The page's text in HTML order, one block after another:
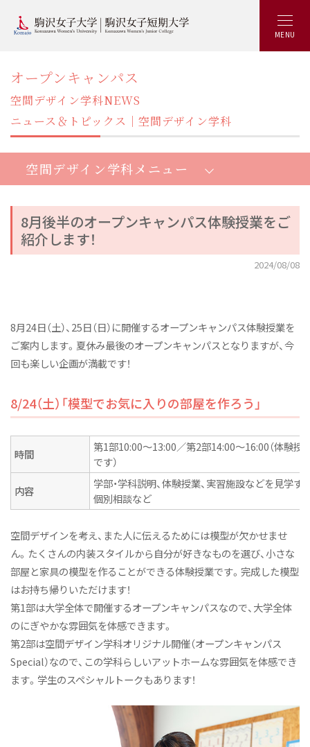
MENU
オープンキャンパス
空間デザイン学科NEWS
ニュース＆トピックス｜空間デザイン学科
8月後半のオープンキャンパス体験授業をご
紹介します！
2024/08/08
8月24日（土）、25日（日）に開催するオープンキャンパス体験授業を
ご案内します。夏休み最後のオープンキャンパスとなりますが、今
回も楽しい企画が満載です！
8/24（土）「模型でお気に入りの部屋を作ろう」
時間
第1部10:00～13:00／第2部14:00～16:00（体験授
です）
内容
学部・学科説明、体験授業、実習施設などを見学す
個別相談など
空間デザインを考え、また人に伝えるためには模型が欠かせませ
ん。たくさんの内装スタイルから自分が好きなものを選び、小さな
部屋と家具の模型を作ることができる体験授業です。完成した模型
はお持ち帰りいただけます！
第1部は大学全体で開催するオープンキャンパスなので、大学全体
のにぎやかな雰囲気を体感できます。
第2部は空間デザイン学科オリジナル開催（オープンキャンパス
Special）なので、この学科らしいアットホームな雰囲気を体感でき
ます。学生のスペシャルトークもあります！
空間デザイン学科メニュー
空間デザイン学部空間デザイン学科：トップ
オープンキャンパス2025
建築デザインコース
カリキュラム
卒業研究展2026
令和6年度（2024年度）以前入学者 住空間デザイン学類
ニュース&トピックス
空間デザイン学科NEWS
リビングデザインカフェ話
ニュース&トピックス：アーカイブ